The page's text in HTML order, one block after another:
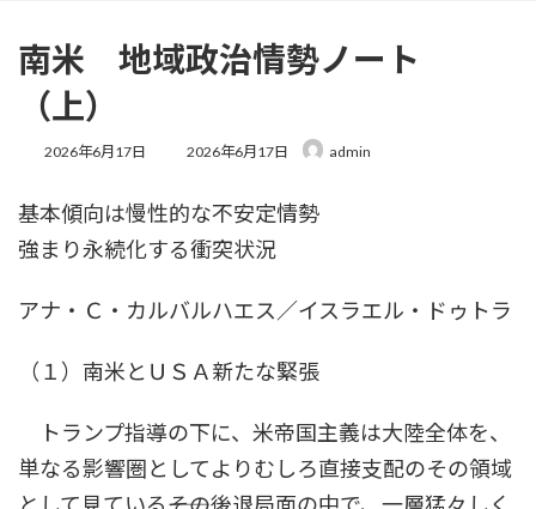
南米 地域政治情勢ノート
（上）
2026年6月17日
最
新
時
2026年6月17日 admin
基本傾向は慢性的な不安定情勢
強まり永続化する衝突状況
アナ・Ｃ・カルバルハエス／イスラエル・ドゥトラ
（１）南米とＵＳＡ新たな緊張
トランプ指導の下に、米帝国主義は大陸全体を、
単なる影響圏としてよりむしろ直接支配のその領域